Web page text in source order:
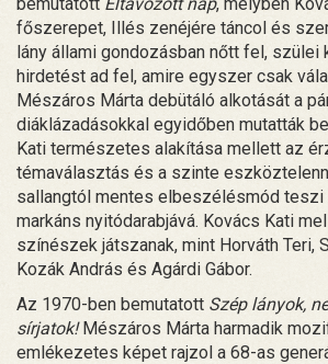
főszerepet, Illés zenéjére táncol és
lány állami gondozásban nőtt fel, szülei
hirdetést ad fel, amire egyszer csak
Mészáros Márta debütáló alkotását a
diáklázadásokkal egyidőben mutatták
Kati természetes alakítása mellett az
témaválasztás és a szinte
sallangtól mentes elbeszélésmód teszi
markáns nyitódarabjává. Kovács Kati
színészek játszanak, mint Horváth Teri,
Kozák András és Agárdi Gábor.
Az 1970-ben bemutatott Szép lányok, ne
sírjatok!Mészáros Márta harmadik
emlékezetes képet rajzol a 68-as